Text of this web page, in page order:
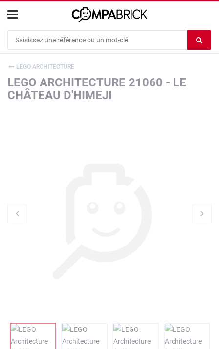
le
LEGO ARCHITECTURE
LEGO ARCHITECTURE 21060 - LE
CHÂTEAU D'HIMEJI
Cookies management panel